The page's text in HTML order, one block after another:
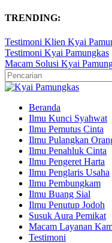
TRENDING:
Testimoni Klien Kyai
Testimoni Kyai Pamungkas
Macam Solusi Kyai
Beranda
Ilmu Kunci Syahwat
Ilmu Pemutus Cinta
Ilmu Pulangkan
Ilmu Penahluk Cinta
Ilmu Pengeret Harta
Ilmu Penglaris Usaha
Ilmu Pembungkam
Ilmu Buang Sial
Ilmu Penutup Jodoh
Susuk Aura Pemikat
Macam Layanan
Testimoni